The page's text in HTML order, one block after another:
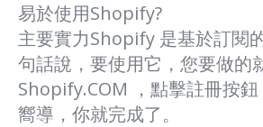
易於使用Shopify?
主要實力Shopify 是基於訂閱
句話說，要使用它，您要做的
Shopify.COM ，點擊註冊按
嚮導，你就完成了。